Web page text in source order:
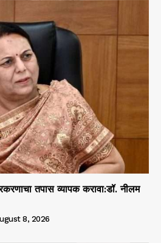
तपास व्यापक करावा:डॉ. नीलम
8, 2026